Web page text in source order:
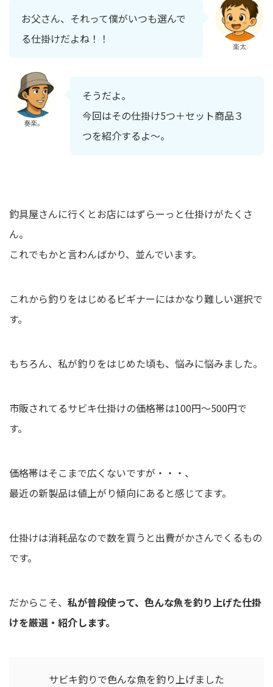
お父さん、それって僕がいつも選んで
る仕掛けだよね！！
楽太
奏楽。
そうだよ。
今回はその仕掛け5つ＋セット商品３
つを紹介するよ～。
釣具屋さんに行くとお店にはずらーっと仕掛けがたくさ
ん。
これでもかと言わんばかり、並んでいます。
これから釣りをはじめるビギナーにはかなり難しい選択で
す。
もちろん、私が釣りをはじめた頃も、悩みに悩みました。
市販されてるサビキ仕掛けの価格帯は100円～500円で
す。
価格帯はそこまで広くないですが・・・、
最近の新製品は値上がり傾向にあると感じてます。
仕掛けは消耗品なので数を買うと出費がかさんでくるもの
です。
だからこそ、 私が普段使って、色んな魚を釣り上げた仕掛
けを厳選・紹介します。
サビキ釣りで色んな魚を釣り上げました